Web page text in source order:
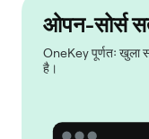
ओपन-सोर्स
OneKey पूर्णतः खुला
है।